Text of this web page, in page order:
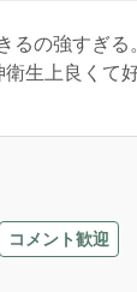
るの強すぎ
生上良くて
コメント歓迎